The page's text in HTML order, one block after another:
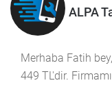
ALPA
Merhaba Fatih
449 TL'dir.